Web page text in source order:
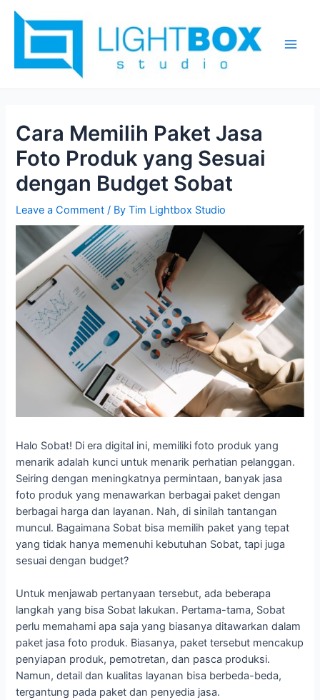
content
Cara Memilih Paket Jasa
Foto Produk yang Sesuai
dengan Budget Sobat
Leave a Comment / ByTim Lightbox Studio
Halo Sobat! Di era digital ini, memiliki foto produk yang
menarik adalah kunci untuk menarik perhatian pelanggan.
Seiring dengan meningkatnya permintaan, banyak jasa
foto produk yang menawarkan berbagai paket dengan
berbagai harga dan layanan. Nah, di sinilah tantangan
muncul. Bagaimana Sobat bisa memilih paket yang tepat
yang tidak hanya memenuhi kebutuhan Sobat, tapi juga
sesuai dengan budget?
Untuk menjawab pertanyaan tersebut, ada beberapa
langkah yang bisa Sobat lakukan. Pertama-tama, Sobat
perlu memahami apa saja yang biasanya ditawarkan dalam
paket jasa foto produk. Biasanya, paket tersebut mencakup
penyiapan produk, pemotretan, dan pasca produksi.
Namun, detail dan kualitas layanan bisa berbeda-beda,
tergantung pada paket dan penyedia jasa.
navigation